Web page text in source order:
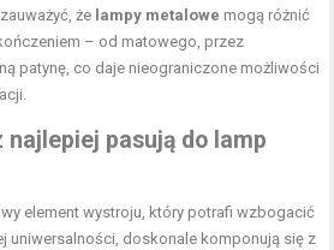
że lampy metalowe mogą różnić
– od matowego, przez
patynę, co daje nieograniczone możliwości
pasują do lamp
element wystroju, który potrafi wzbogacić
uniwersalności, doskonale komponują się z